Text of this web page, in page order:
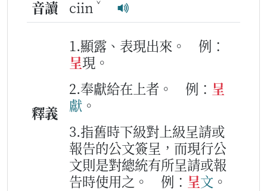
音讀 ciin ˇ
釋義
1.顯露、表現出來。
例：
呈現。
2.奉獻給在上者。
例： 呈
獻 。
3.指舊時下級對上級呈請或
報告的公文簽呈，而現行公
文則是對總統有所呈請或報
告時使用之。
例： 呈文 。